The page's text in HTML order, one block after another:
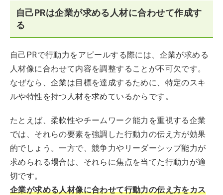
自己PRは企業が求める人材に合わせて作成す
る
自己PRで行動力をアピールする際には、企業が求める
人材像に合わせて内容を調整することが不可欠です。
なぜなら、企業は目標を達成するために、特定のスキ
ルや特性を持つ人材を求めているからです。
たとえば、柔軟性やチームワーク能力を重視する企業
では、それらの要素を強調した行動力の伝え方が効果
的でしょう。一方で、競争力やリーダーシップ能力が
求められる場合は、それらに焦点を当てた行動力が適
切です。
企業が求める人材像に合わせて行動力の伝え方をカス